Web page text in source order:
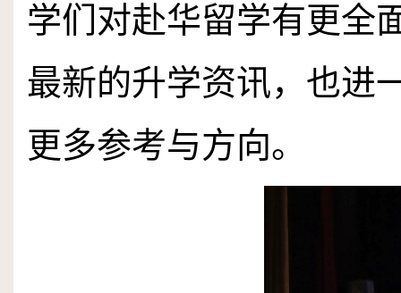
学们对赴华留学有更全
最新的升学资讯，也进
更多参考与方向。